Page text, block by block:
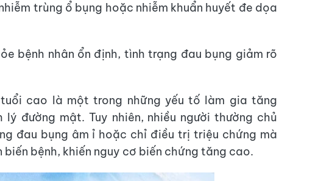
trùng ổ bụng hoặc nhiễm khuẩn huyết đe dọa
bệnh nhân ổn định, tình trạng đau bụng giảm rõ
cao là một trong những yếu tố làm gia tăng
đường mật. Tuy nhiên, nhiều người thường chủ
đau bụng âm ỉ hoặc chỉ điều trị triệu chứng mà
bệnh, khiến nguy cơ biến chứng tăng cao.